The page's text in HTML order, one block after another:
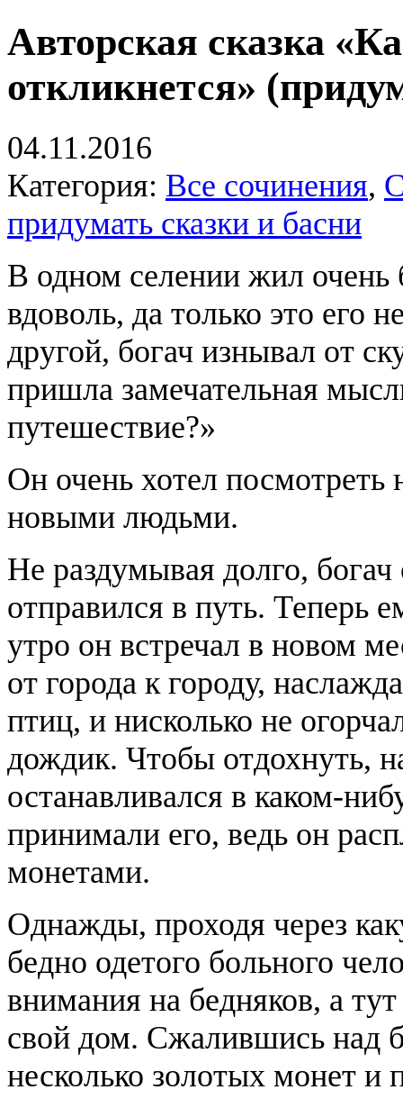
Авторская сказка
откликнется»
04.11.2016
Категория: Все сочинения,
придумать сказки и басни
В одном селении жил очень
вдоволь, да только это его
другой, богач изнывал от
пришла замечательная
путешествие?»
Он очень хотел посмотреть
новыми людьми.
Не раздумывая долго,
отправился в путь. Теперь
утро он встречал в новом
от города к городу,
птиц, и нисколько не
дождик. Чтобы отдохнуть,
останавливался в каком-
принимали его, ведь он
монетами.
Однажды, проходя через
бедно одетого больного
внимания на бедняков, а
свой дом. Сжалившись над
несколько золотых монет и